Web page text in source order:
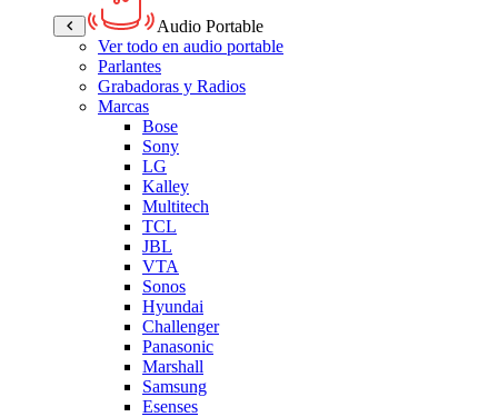
Audio Portable
Ver todo en audio portable
Parlantes
Grabadoras y Radios
Marcas
Bose
Sony
LG
Kalley
Multitech
TCL
JBL
VTA
Sonos
Hyundai
Challenger
Panasonic
Marshall
Samsung
Esenses